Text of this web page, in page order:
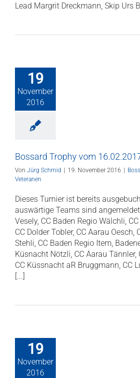
Lead Margrit Dreckmann, Skip Urs
19
November
2016
Bossard Trophy vom
Von Jürg Schmid 19. November 2016
Veteranen
Dieses Turnier ist bereits
auswärtige Teams sind
Vesely, CC Baden Regio Wälchli,
CC Dolder Tobler, CC Aarau Oesch,
Stehli, CC Baden Regio Item,
Küsnacht Nötzli, CC Aarau Tännler,
CC Küssnacht aR Bruggmann, CC
[...]
19
November
2016